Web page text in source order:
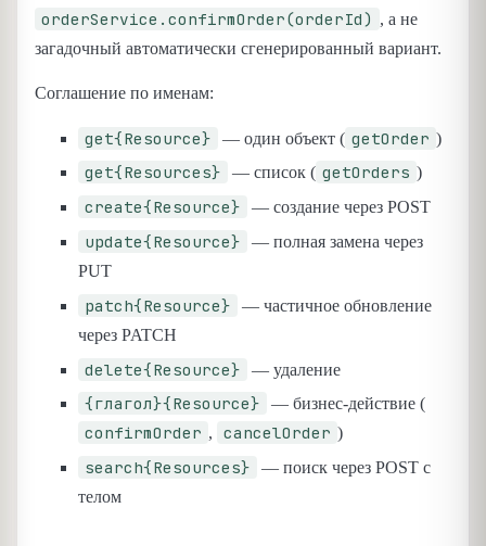
orderService.confirmOrder(orderId) , а не
загадочный автоматически сгенерированный вариант.
Соглашение по именам:
get{Resource} — один объект ( getOrder )
get{Resources} — список ( getOrders )
create{Resource} — создание через POST
update{Resource}
— полная замена через
PUT
patch{Resource}
— частичное обновление
через PATCH
delete{Resource} — удаление
{глагол}{Resource} — бизнес-действие (
confirmOrder , cancelOrder )
search{Resources}
— поиск через POST с
телом